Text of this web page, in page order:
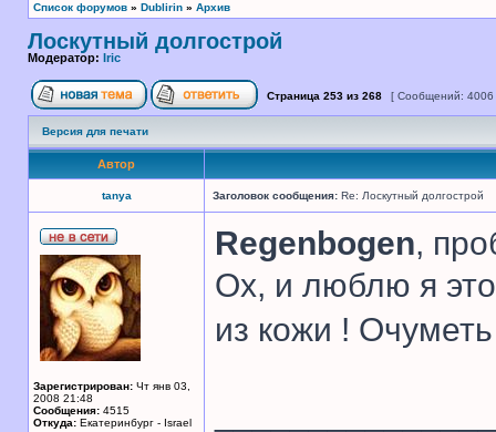
Список форумов » Dublirin » Архив
Лоскутный долгострой
Модератор: Iric
Страница 253 из 268 [ Сообщений:
Версия для печати
Автор
tanya Заголовок сообщения: Re: Лоскутный долгострой
Зарегистрирован: Чт янв 03,
2008 21:48
Сообщения: 4515
Откуда: Екатеринбург - Israel
Regenbogen,
Ох, и люблю я
из кожи !